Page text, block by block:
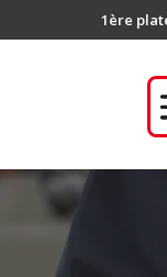
1ère